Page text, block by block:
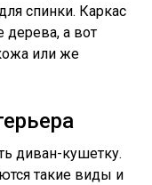
спинки. Каркас
дерева, а вот
или же
диван-кушетку.
такие виды и